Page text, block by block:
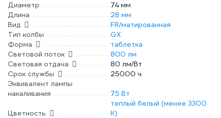
Диаметр
74 мм
Длина
28 мм
Вид
FR/матированная
Тип колбы
GX
Форма
таблетка
Световой поток
800 лм
Световая отдача
80 лм/Вт
Срок службы
25000 ч
Эквивалент лампы
накаливания
75 Вт
Цветность
теплый белый (менее 3300
К)